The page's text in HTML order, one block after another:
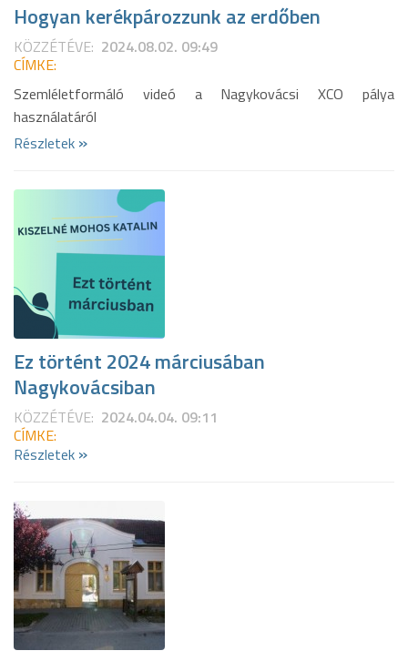
Hogyan kerékpározzunk az erdőben
KÖZZÉTÉVE: 2024.08.02. 09:49
CÍMKE:
Szemléletformáló videó a Nagykovácsi XCO pálya
használatáról
Részletek »
Ez történt 2024 márciusában
Nagykovácsiban
KÖZZÉTÉVE: 2024.04.04. 09:11
CÍMKE:
Részletek »